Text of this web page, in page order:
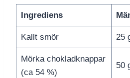
Ingrediens
Kallt smör 25
Mörka chokladknappar
(ca 54 %)
50